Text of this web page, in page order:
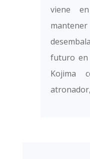
viene
futuro en
Kojima